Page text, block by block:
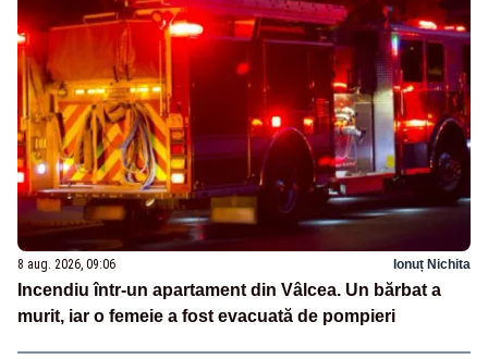
8 aug. 2026, 09:06 Ionuț Nichita
Incendiu într-un apartament din Vâlcea. Un bărbat a
murit, iar o femeie a fost evacuată de pompieri